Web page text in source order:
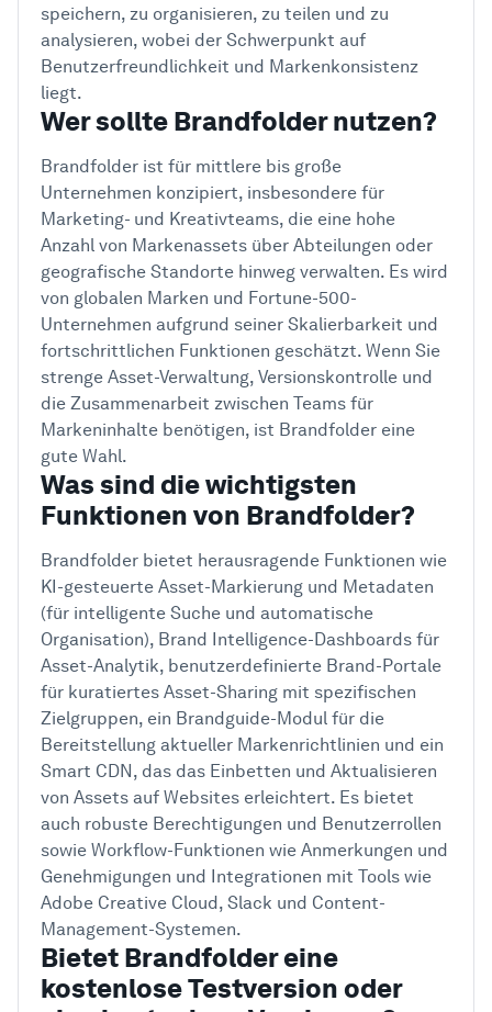
speichern, zu organisieren, zu teilen und zu
analysieren, wobei der Schwerpunkt auf
Benutzerfreundlichkeit und Markenkonsistenz
liegt.
Wer sollte Brandfolder nutzen?
Brandfolder ist für mittlere bis große
Unternehmen konzipiert, insbesondere für
Marketing- und Kreativteams, die eine hohe
Anzahl von Markenassets über Abteilungen oder
geografische Standorte hinweg verwalten. Es wird
von globalen Marken und Fortune-500-
Unternehmen aufgrund seiner Skalierbarkeit und
fortschrittlichen Funktionen geschätzt. Wenn Sie
strenge Asset-Verwaltung, Versionskontrolle und
die Zusammenarbeit zwischen Teams für
Markeninhalte benötigen, ist Brandfolder eine
gute Wahl.
Was sind die wichtigsten
Funktionen von Brandfolder?
Brandfolder bietet herausragende Funktionen wie
KI-gesteuerte Asset-Markierung und Metadaten
(für intelligente Suche und automatische
Organisation), Brand Intelligence-Dashboards für
Asset-Analytik, benutzerdefinierte Brand-Portale
für kuratiertes Asset-Sharing mit spezifischen
Zielgruppen, ein Brandguide-Modul für die
Bereitstellung aktueller Markenrichtlinien und ein
Smart CDN, das das Einbetten und Aktualisieren
von Assets auf Websites erleichtert. Es bietet
auch robuste Berechtigungen und Benutzerrollen
sowie Workflow-Funktionen wie Anmerkungen und
Genehmigungen und Integrationen mit Tools wie
Adobe Creative Cloud, Slack und Content-
Management-Systemen.
Bietet Brandfolder eine
kostenlose Testversion oder